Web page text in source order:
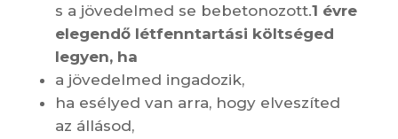
s a jövedelmed se bebetonozott.1 évre
elegendő létfenntartási költséged
legyen, ha
a jövedelmed ingadozik,
ha esélyed van arra, hogy elveszíted
az állásod,